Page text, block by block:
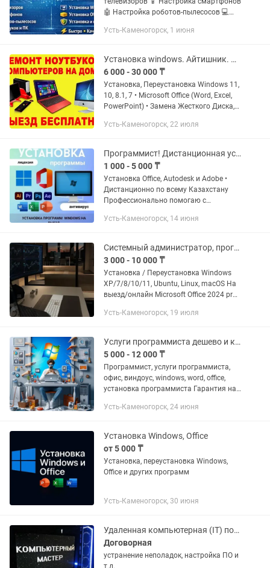
🤖 Настройка роботов-пылесосов 💻
Установка Windows 📦 Установка Office
⚡...
Усть-Каменогорск, 1 июня
Установка windows. Айтишник. Программист. Чистка от пыли. Замена деталей
6 000 - 30 000 ₸
Установка, Переустановка Windows 11,
10, 8.1, 7 • Microsoft Office (Word, Excel,
PowerPoint) • Замена Жесткого Диска,
Acrobat, CorelDraw , 3Д Макс, Автокад,...
Усть-Каменогорск, 22 июля
Программист! Дистанционная установка Office Autocad Photoshop
1 000 - 5 000 ₸
Установка Office, Autodesk и Adobe •
Дистанционно по всему Казахстану
Профессионально помогаю с
Office, Autodesk, Adobe и других
Усть-Каменогорск, 14 июня
Системный администратор, программист, айтишник
3 000 - 10 000 ₸
Установка / Переустановка Windows
ХР/7/8/10/11, Ubuntu, Linux, macOS На
выезд/онлайн Microsoft Office 2024 pro
какого ты города, могу удаленно
Усть-Каменогорск, 19 июля
Услуги программиста дешево и качественно, выезд, Windows, Officе.
5 000 - 12 000 ₸
Программист, услуги программиста,
офис, виндоус, windows, word, office,
установка программиста Гарантия на
остальные услуги - 1 год Кез келген
Усть-Каменогорск, 24 июня
Установка Windows, Office
от 5 000 ₸
Установка, переустановка Windows,
Office и других программ
Усть-Каменогорск, 30 июня
Удаленная компьютерная (IT) помощь
Договорная
устранение неполадок, настройка ПО и
т.д.